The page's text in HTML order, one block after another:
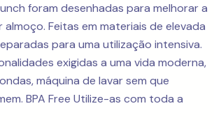
foram desenhadas para melhorar a
almoço. Feitas em materiais de elevada
para uma utilização intensiva.
exigidas a uma vida moderna,
máquina de lavar sem que
BPA Free Utilize-as com toda a